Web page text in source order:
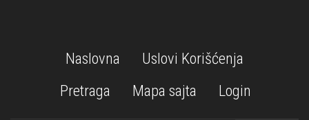
Naslovna
Uslovi Korišćenja
Pretraga
Mapa sajta Login